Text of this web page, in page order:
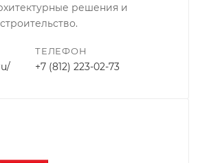
решения и
ТЕЛЕФОН
+7 (812) 223-02-73